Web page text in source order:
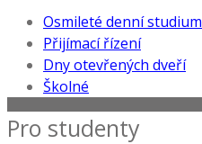
Osmileté denní studium
Přijímací řízení
Dny otevřených dveří
Školné
Pro studenty